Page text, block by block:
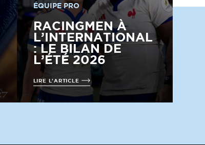
ÉQUIPE PRO
RACINGMEN À
L’INTERNATIONAL
: LE BILAN DE
L’ÉTÉ 2026
LIRE L'ARTICLE